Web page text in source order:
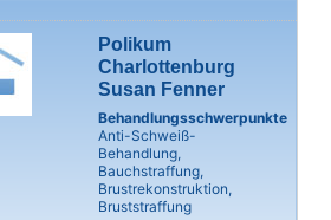
Polikum
Charlottenburg
Susan Fenner
Behandlungsschwerpunkte
Anti-Schweiß-
Behandlung,
Bauchstraffung,
Brustrekonstruktion,
Bruststraffung